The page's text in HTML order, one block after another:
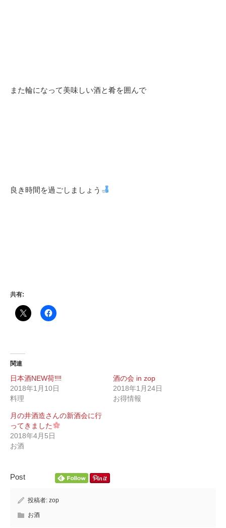
また輪になって美味しい酒と肴を囲んで
良き時間を過ごしましょう
共有:
関連
日本酒NEW荷‼︎‼︎
2018年1月10日
料理
酒の会 in zop
2018年1月24日
お得情報
月の井酒造さんの新酒会に行
ってきました
2018年4月5日
お酒
Post
投稿者: zop
お酒